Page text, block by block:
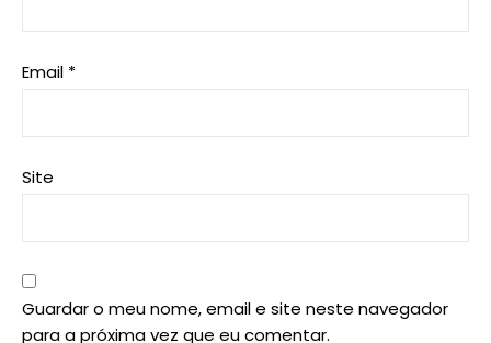
Email *
Site
Guardar o meu nome, email e site neste navegador
para a próxima vez que eu comentar.